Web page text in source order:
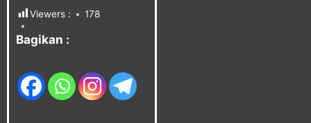
Viewers : 178
Bagikan :